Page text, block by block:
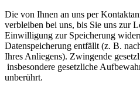
Die von Ihnen an uns per
verbleiben bei uns, bis Sie uns zur
Einwilligung zur Speicherung
Datenspeicherung entfällt (z. B.
Ihres Anliegens). Zwingende
insbesondere gesetzliche
unberührt.